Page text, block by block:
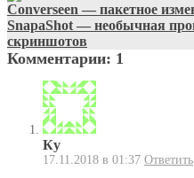
Converseen — пакетное
SnapaShot — необычная
скриншотов
Комментарии: 1
Ку
17.11.2018 в 01:37 Ответить